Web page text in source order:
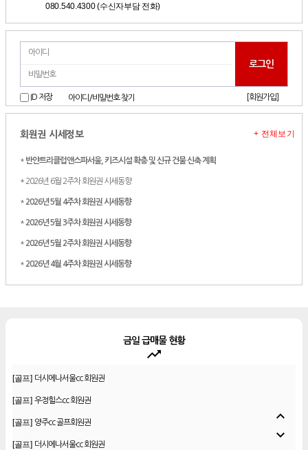
080.540.4300 (수신자부담 전화)
ID 저장 아이디/비밀번호 찾기 [회원가입]
회원권 시세정보
* 반얀트리클럽앤스파서울, 키즈시설 확충 및 신규 건물 신축 계획
* 2026년 6월 2주차 회원권 시세동향
* 2026년 5월 4주차 회원권 시세동향
* 2026년 5월 3주차 회원권 시세동향
* 2026년 5월 2주차 회원권 시세동향
* 2026년 4월 4주차 회원권 시세동향
+ 전체보기
금일 급매물 현황
trending_up
[골프] 우정힐스cc 회원권
[골프] 양주cc 골프회원권
[골프] 더시에나서울cc 회원권
[골프] 레이크우드cc 프리빌리지
expand_less
expand_more